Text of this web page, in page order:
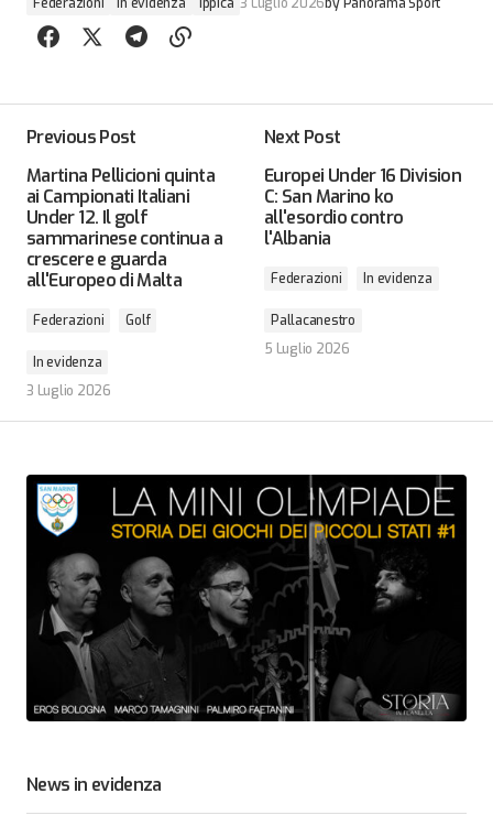
Previous Post
Martina Pellicioni quinta
ai Campionati Italiani
Under 12. Il golf
sammarinese continua a
crescere e guarda
all'Europeo di Malta
Federazioni Golf
In evidenza
3 Luglio 2026
Next Post
Europei Under 16 Division
C: San Marino ko
all'esordio contro
l'Albania
Federazioni In evidenza
Pallacanestro
5 Luglio 2026
News in evidenza